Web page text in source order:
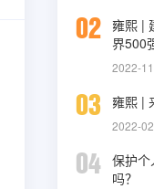
02 雍熙 |
界500
2022-
03 雍熙 |
2022-
04
保护
吗？